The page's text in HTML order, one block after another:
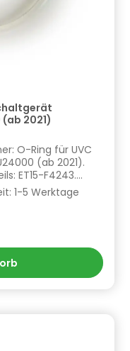
(ab 2021)
O-Ring für UVC
(ab 2021).
ET15-F4243.
EU
Deutschland
Wendlingen, DE,
1-5 Werktage